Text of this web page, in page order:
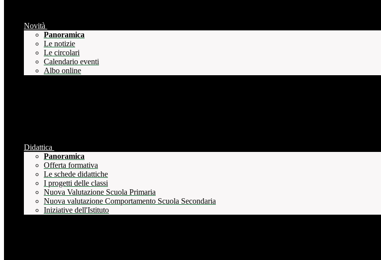
Novità
Panoramica
Le notizie
Le circolari
Calendario eventi
Albo online
Didattica
Panoramica
Offerta formativa
Le schede didattiche
I progetti delle classi
Nuova Valutazione Scuola Primaria
Nuova valutazione Comportamento Scuola Secondaria
Iniziative dell'Istituto